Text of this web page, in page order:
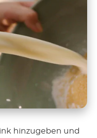
hinzugeben und